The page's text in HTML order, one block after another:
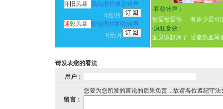
怀 旧 风暴
黑白图片单音铃声
4元/月
迷彩风暴 彩色图片和弦铃声
8元/月
·和弦铃声：
很爱很爱你
有多少爱可
·疯狂音效：
宝贝该起床了 甘撒热血写
请发表您的看法
用户：
您要为您所发的言论的后果负责，故请各位遵纪守
留言：